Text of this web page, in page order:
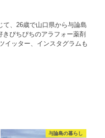
、26歳で山口県から与論島
ぴちぴちのアラフォー薬剤
イッター、インスタグラムも
与論島の暮らし